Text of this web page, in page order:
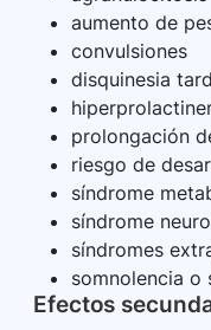
aumento de
convulsiones
disquinesia
prolongación
riesgo de
síndrome
síndrome
síndromes
somnolencia o
Efectos